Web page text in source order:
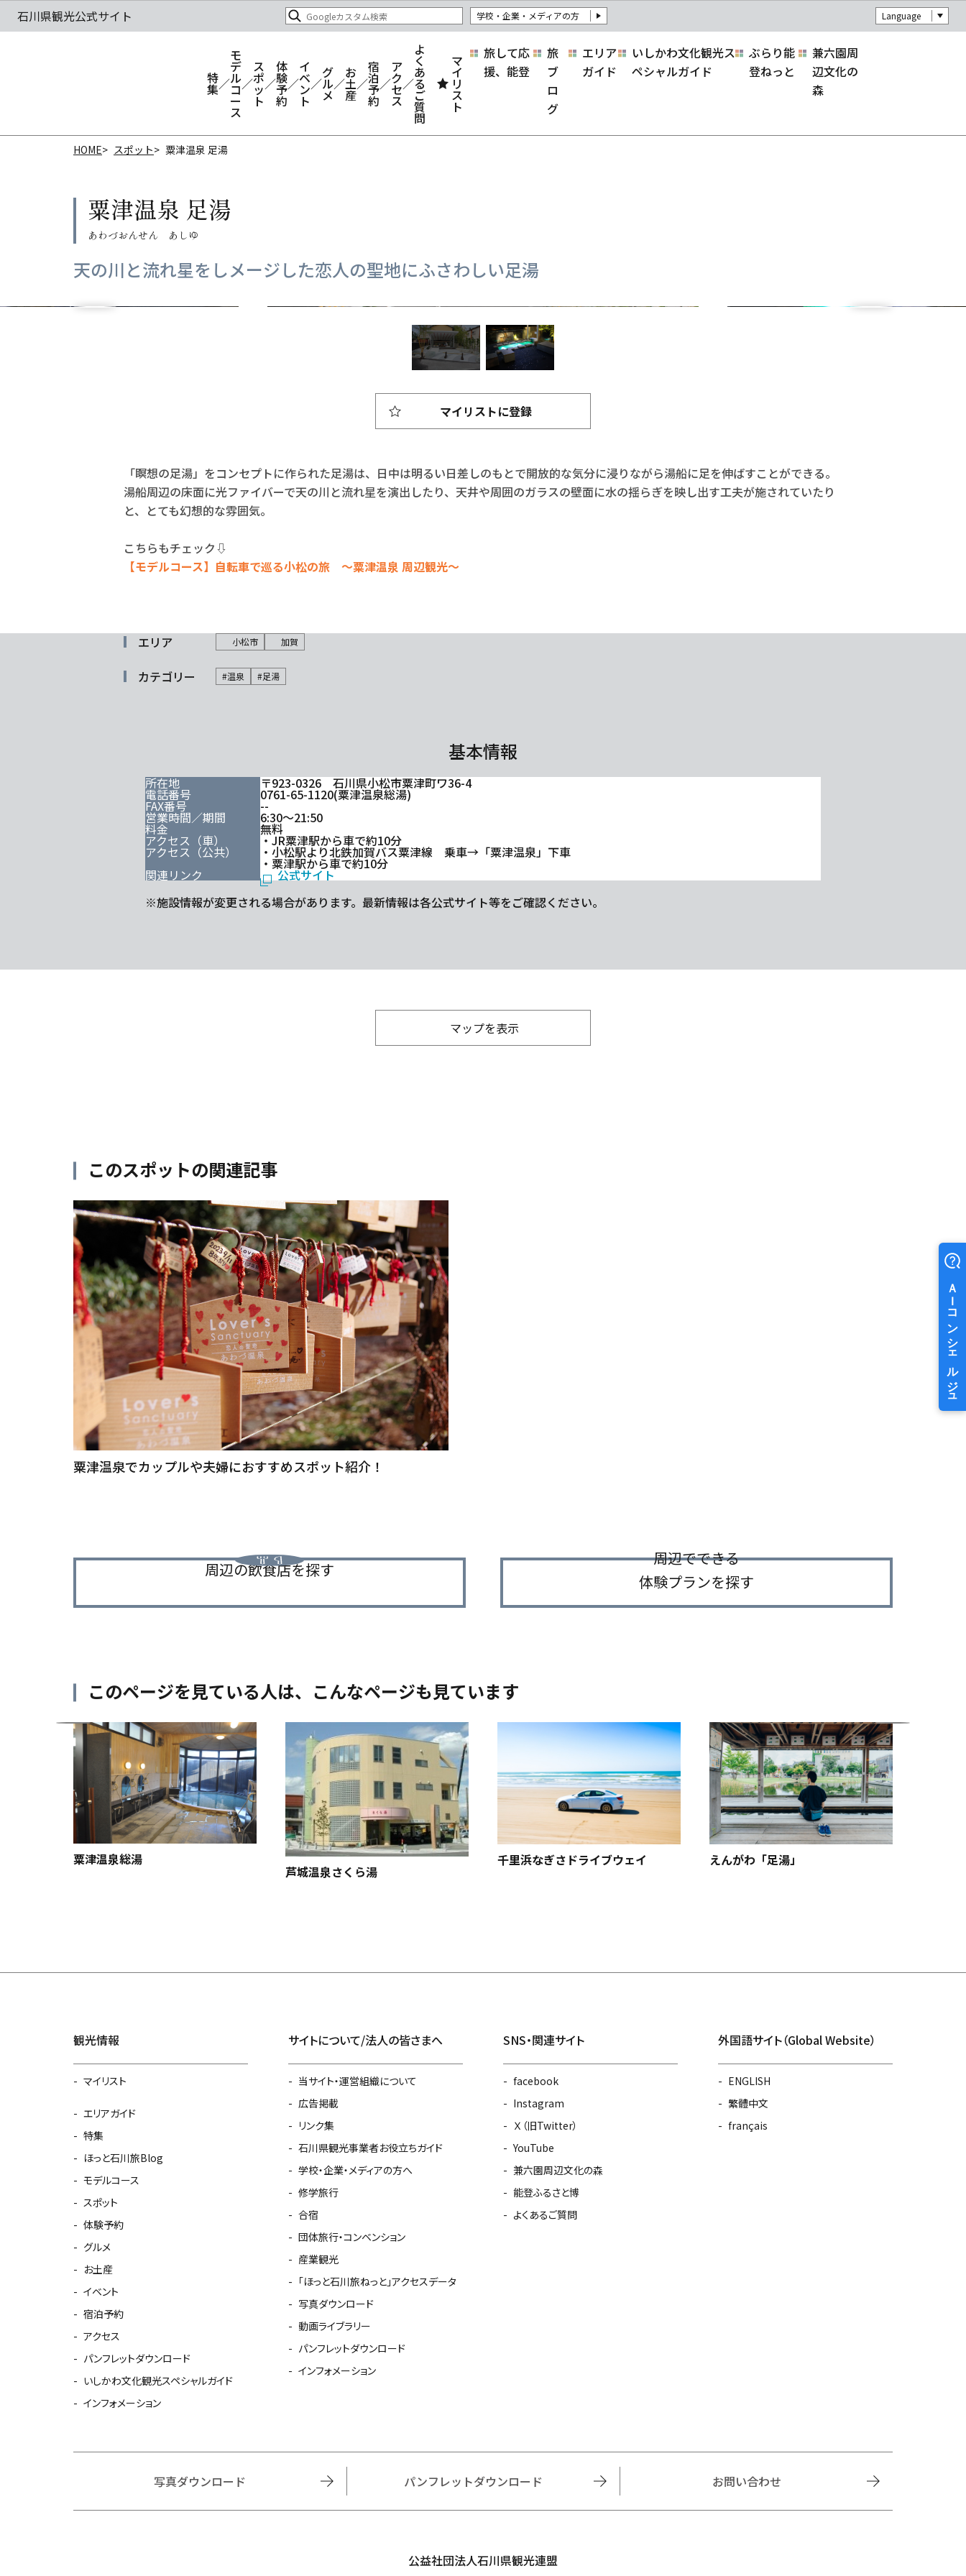
学校・企業・メディアの方 Language
特
集
モ
デ
ル
コ
ー
ス
ス
ポ
ッ
ト
体
験
予
約
イ
ベ
ン
ト
グ
ル
メ
お
土
産
宿
泊
予
約
ア
ク
セ
ス
よ
く
あ
る
ご
質
問
マ
イ
リ
ス
ト
旅して応
援、能登
旅
ブ
ロ
グ
エリア
ガイド
いしかわ文化観光ス
ペシャルガイド
ぶらり能
登ねっと
兼六園周
辺文化の
森
HOME スポット 粟津温泉 足湯
粟津温泉 足湯
天の川と流れ星をしメージした恋人の聖地にふさわしい足湯
「瞑想の足湯」をコンセプトに作られた足湯は、日中は明るい日差しのもとで開放的な気分に浸りながら湯船に足を伸ばすことができる。
湯船周辺の床面に光ファイバーで天の川と流れ星を演出したり、天井や周囲のガラスの壁面に水の揺らぎを映し出す工夫が施されていたり
と、とても幻想的な雰囲気。
こちらもチェック⇩
【モデルコース】自転車で巡る小松の旅 ～粟津温泉 周辺観光～
マイリストに登録
エリア 小松市 加賀
カテゴリー #温泉 #足湯
基本情報
所在地 〒923-0326 石川県小松市粟津町ワ36-4
電話番号 0761-65-1120(粟津温泉総湯)
FAX番号 --
営業時間／期間 6:30～21:50
料金 無料
アクセス（車） ・JR粟津駅から車で約10分
アクセス（公共） ・小松駅より北鉄加賀バス粟津線 乗車→「粟津温泉」下車
・粟津駅から車で約10分
関連リンク
公式サイト
※施設情報が変更される場合があります。最新情報は各公式サイト等をご確認ください。
マップを表示
このスポットの関連記事
粟津温泉でカップルや夫婦におすすめスポット紹介！
周辺の飲食店を探す
周辺でできる
体験プランを探す
このページを見ている人は、 こんなページも見ています
粟津温泉総湯
芦城温泉さくら湯
千里浜なぎさドライブウェイ えんがわ「足湯」
観光情報
マイリスト
エリアガイド
特集
ほっと石川旅Blog
モデルコース
スポット
体験予約
グルメ
お土産
イベント
宿泊予約
アクセス
パンフレットダウンロード
いしかわ文化観光スペシャルガイド
インフォメーション
サイトについて/法人の皆さまへ
当サイト・運営組織について
広告掲載
リンク集
石川県観光事業者お役立ちガイド
学校・企業・メディアの方へ
修学旅行
合宿
団体旅行・コンベンション
産業観光
「ほっと石川旅ねっと」アクセスデータ
写真ダウンロード
動画ライブラリー
パンフレットダウンロード
インフォメーション
SNS・関連サイト
facebook
Instagram
Ｘ（旧Twitter）
YouTube
兼六園周辺文化の森
能登ふるさと博
よくあるご質問
外国語サイト（Global Website）
ENGLISH
繁體中文
français
写真ダウンロード パンフレットダウンロード お問い合わせ
公益社団法人石川県観光連盟